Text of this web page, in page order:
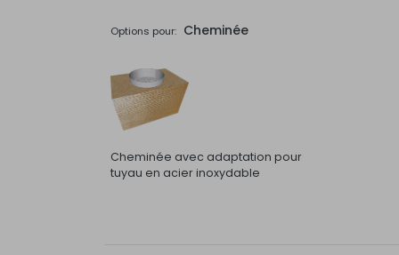
Options pour: Cheminée
Cheminée avec adaptation pour
tuyau en acier inoxydable